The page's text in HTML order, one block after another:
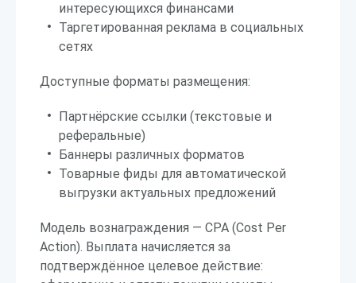
интересующихся финансами
Таргетированная реклама в социальных
сетях
Доступные форматы размещения:
Партнёрские ссылки (текстовые и
реферальные)
Баннеры различных форматов
Товарные фиды для автоматической
выгрузки актуальных предложений
Модель вознаграждения — CPA (Cost Per
Action). Выплата начисляется за
подтверждённое целевое действие: